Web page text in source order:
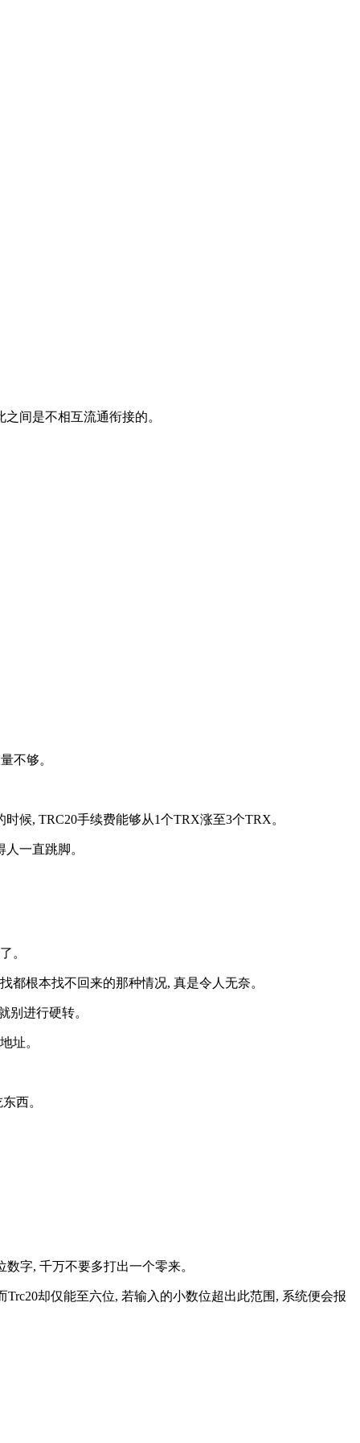
间是不相互流通衔接的。
不够。
候, TRC20手续费能够从1个TRX涨至3个TRX。
一直跳脚。
。
都根本找不回来的那种情况, 真是令人无奈。
别进行硬转。
址。
西。
字, 千万不要多打出一个零来。
却仅能至六位, 若输入的小数位超出此范围, 系统便会报